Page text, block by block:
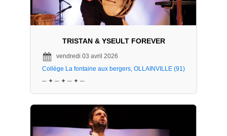
TRISTAN & YSEULT FOREVER
vendredi 03 avril 2026
Collège La fontaine aux bergers, OLLAINVILLE (91)
─ ✦ ─ ✦ ─ ✦ ─